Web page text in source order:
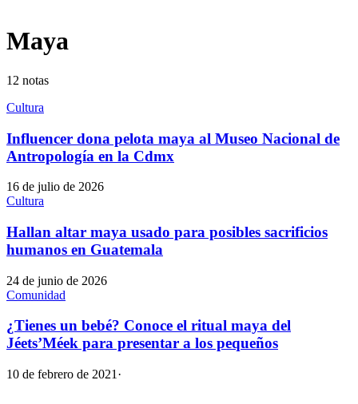
Maya
12 notas
Cultura
Influencer dona pelota maya al Museo Nacional de
Antropología en la Cdmx
16 de julio de 2026
Cultura
Hallan altar maya usado para posibles sacrificios
humanos en Guatemala
24 de junio de 2026
Comunidad
¿Tienes un bebé? Conoce el ritual maya del
Jéets’Méek para presentar a los pequeños
10 de febrero de 2021 ·